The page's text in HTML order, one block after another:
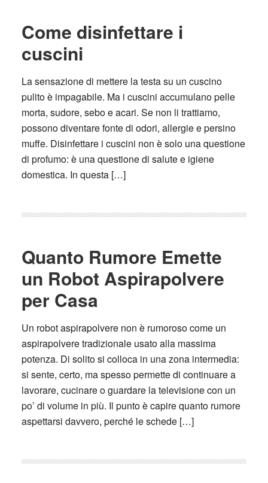
Come disinfettare i
cuscini
La sensazione di mettere la testa su un cuscino
pulito è impagabile. Ma i cuscini accumulano pelle
morta, sudore, sebo e acari. Se non li trattiamo,
possono diventare fonte di odori, allergie e persino
muffe. Disinfettare i cuscini non è solo una questione
di profumo: è una questione di salute e igiene
domestica. In questa […]
Quanto Rumore Emette
un Robot Aspirapolvere
per Casa
Un robot aspirapolvere non è rumoroso come un
aspirapolvere tradizionale usato alla massima
potenza. Di solito si colloca in una zona intermedia:
si sente, certo, ma spesso permette di continuare a
lavorare, cucinare o guardare la televisione con un
po’ di volume in più. Il punto è capire quanto rumore
aspettarsi davvero, perché le schede […]